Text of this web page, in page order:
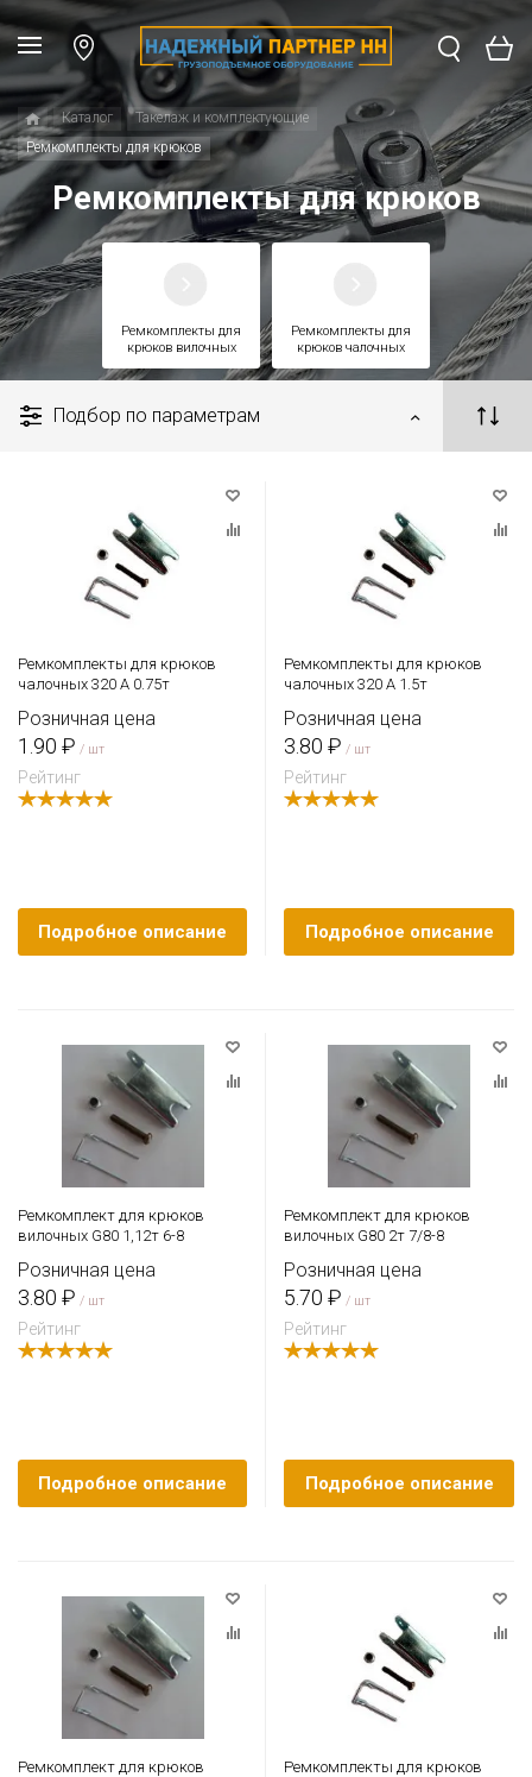
Каталог
Такелаж и комплектующие
Ремкомплекты для крюков
Ремкомплекты для крюков
Ремкомплекты для
крюков вилочных
Ремкомплекты для
крюков чалочных
Подбор по параметрам
Ремкомплекты для крюков
чалочных 320 A 0.75т
Розничная цена
1.90 ₽ / шт
Рейтинг
Подробное описание
Ремкомплекты для крюков
чалочных 320 A 1.5т
Розничная цена
3.80 ₽ / шт
Рейтинг
Подробное описание
Ремкомплект для крюков
вилочных G80 1,12т 6-8
Розничная цена
3.80 ₽ / шт
Рейтинг
Подробное описание
Ремкомплект для крюков
вилочных G80 2т 7/8-8
Розничная цена
5.70 ₽ / шт
Рейтинг
Подробное описание
Ремкомплект для крюков
Ремкомплекты для крюков